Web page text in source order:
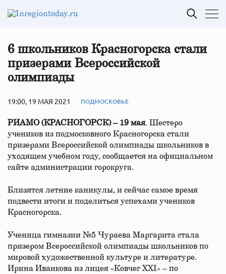
6 школьников Красногорска стали
призерами Всероссийской
олимпиады
19:00, 19 МАЯ 2021 ПОДМОСКОВЬЕ
РИАМО (КРАСНОГОРСК) – 19 мая. Шестеро
учеников из подмосковного Красногорска стали
призерами Всероссийской олимпиады школьников в
уходящем учебном году, сообщается на официальном
сайте администрации горокруга.
Близятся летние каникулы, и сейчас самое время
подвести итоги и поделиться успехами учеников
Красногорска.
Ученица гимназии №5 Чураева Маргарита стала
призером Всероссийской олимпиады школьников по
мировой художественной культуре и литературе.
Ирина Иванкова из лицея «Ковчег XXI» – по